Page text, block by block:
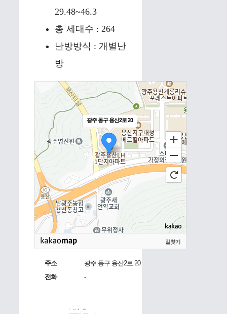
29.48~46.3
총 세대수 : 264
난방방식 : 개별난
방
광주 동구 용산2로 20
길찾기
주소
광주 동구 용산2로 20
전화
-